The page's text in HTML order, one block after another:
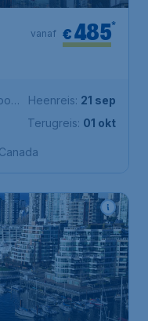
€485*
vanaf
Heenreis: 21 sep
Terugreis: 01 okt